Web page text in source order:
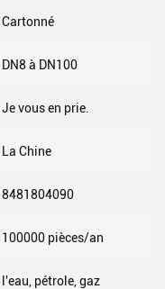
Cartonné
DN8 à DN100
Je vous en prie.
La Chine
8481804090
100000 pièces/an
l'eau, pétrole, gaz